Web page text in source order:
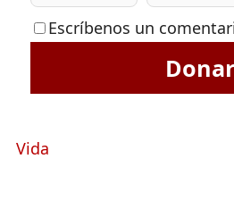
Escríbenos un
Donar
Vida